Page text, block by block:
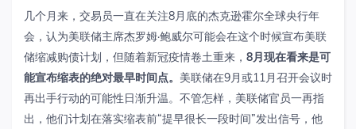
几个月来，交易员一直在关注8月底的杰克逊霍尔全球央行年
会，认为美联储主席杰罗姆·鲍威尔可能会在这个时候宣布美联
储缩减购债计划，但随着新冠疫情卷土重来， 8月现在看来是可
能宣布缩表的绝对最早时间点。 美联储在9月或11月召开会议时
再出手行动的可能性日渐升温。不管怎样，美联储官员一再指
出，他们计划在落实缩表前“提早很长一段时间”发出信号，他